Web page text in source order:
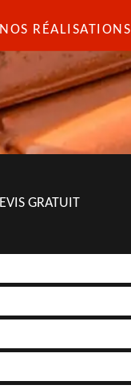
NOS RÉALISATIONS
GRATUIT